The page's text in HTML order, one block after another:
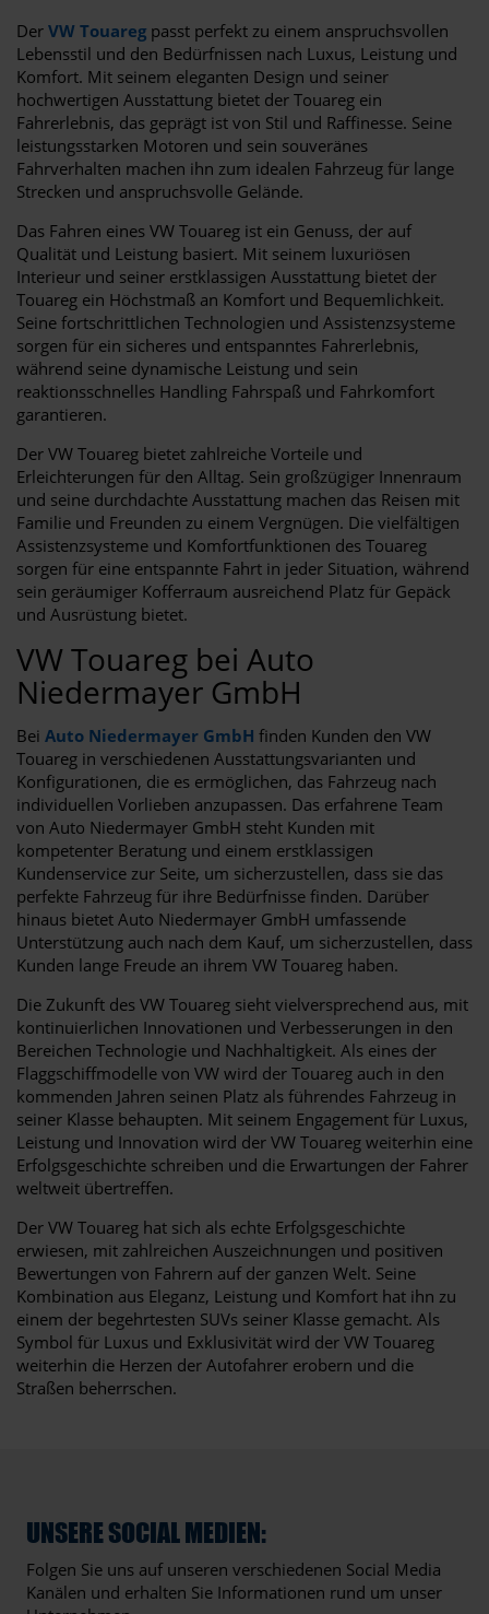
Der VW Touareg passt perfekt zu einem anspruchsvollen
Lebensstil und den Bedürfnissen nach Luxus, Leistung und
Komfort. Mit seinem eleganten Design und seiner
hochwertigen Ausstattung bietet der Touareg ein
Fahrerlebnis, das geprägt ist von Stil und Raffinesse. Seine
leistungsstarken Motoren und sein souveränes
Fahrverhalten machen ihn zum idealen Fahrzeug für lange
Strecken und anspruchsvolle Gelände.
Das Fahren eines VW Touareg ist ein Genuss, der auf
Qualität und Leistung basiert. Mit seinem luxuriösen
Interieur und seiner erstklassigen Ausstattung bietet der
Touareg ein Höchstmaß an Komfort und Bequemlichkeit.
Seine fortschrittlichen Technologien und Assistenzsysteme
sorgen für ein sicheres und entspanntes Fahrerlebnis,
während seine dynamische Leistung und sein
reaktionsschnelles Handling Fahrspaß und Fahrkomfort
garantieren.
Der VW Touareg bietet zahlreiche Vorteile und
Erleichterungen für den Alltag. Sein großzügiger Innenraum
und seine durchdachte Ausstattung machen das Reisen mit
Familie und Freunden zu einem Vergnügen. Die vielfältigen
Assistenzsysteme und Komfortfunktionen des Touareg
sorgen für eine entspannte Fahrt in jeder Situation, während
sein geräumiger Kofferraum ausreichend Platz für Gepäck
und Ausrüstung bietet.
VW Touareg bei Auto
Niedermayer GmbH
Bei Auto Niedermayer GmbH finden Kunden den VW
Touareg in verschiedenen Ausstattungsvarianten und
Konfigurationen, die es ermöglichen, das Fahrzeug nach
individuellen Vorlieben anzupassen. Das erfahrene Team
von Auto Niedermayer GmbH steht Kunden mit
kompetenter Beratung und einem erstklassigen
Kundenservice zur Seite, um sicherzustellen, dass sie das
perfekte Fahrzeug für ihre Bedürfnisse finden. Darüber
hinaus bietet Auto Niedermayer GmbH umfassende
Unterstützung auch nach dem Kauf, um sicherzustellen, dass
Kunden lange Freude an ihrem VW Touareg haben.
Die Zukunft des VW Touareg sieht vielversprechend aus, mit
kontinuierlichen Innovationen und Verbesserungen in den
Bereichen Technologie und Nachhaltigkeit. Als eines der
Flaggschiffmodelle von VW wird der Touareg auch in den
kommenden Jahren seinen Platz als führendes Fahrzeug in
seiner Klasse behaupten. Mit seinem Engagement für Luxus,
Leistung und Innovation wird der VW Touareg weiterhin eine
Erfolgsgeschichte schreiben und die Erwartungen der Fahrer
weltweit übertreffen.
Der VW Touareg hat sich als echte Erfolgsgeschichte
erwiesen, mit zahlreichen Auszeichnungen und positiven
Bewertungen von Fahrern auf der ganzen Welt. Seine
Kombination aus Eleganz, Leistung und Komfort hat ihn zu
einem der begehrtesten SUVs seiner Klasse gemacht. Als
Symbol für Luxus und Exklusivität wird der VW Touareg
weiterhin die Herzen der Autofahrer erobern und die
Straßen beherrschen.
UNSERE SOCIAL MEDIEN:
Folgen Sie uns auf unseren verschiedenen Social Media
Kanälen und erhalten Sie Informationen rund um unser